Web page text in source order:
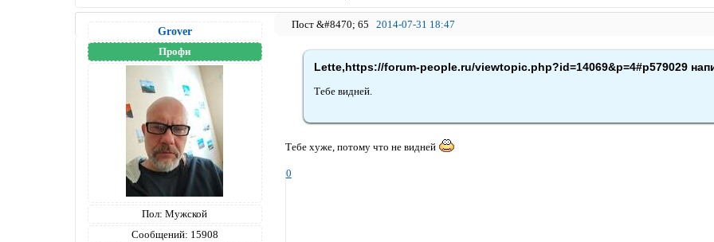
65 2014-07-31 18:47
Grover
Профи
Пол: Мужской
Сообщений: 15908
Lette,https://forum-people.ru/viewtopic.php?id=14069&p=4#p579029
Тебе видней.
Тебе хуже, потому что не видней
0